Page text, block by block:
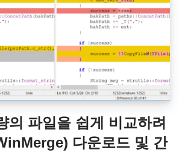
의 파일을 쉽게 비교하려
다운로드 및 간